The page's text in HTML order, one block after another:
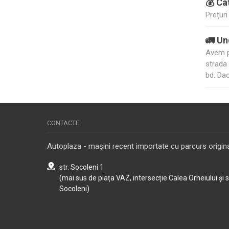
Dacă
Prețuri
🚛
Avem
strada
bd.
CONTACTE
Autoplaza - mașini recent importate cu parcurs
str. Socoleni 1
(mai sus de piața VAZ, intersecție Calea Orheiului și
Socoleni)